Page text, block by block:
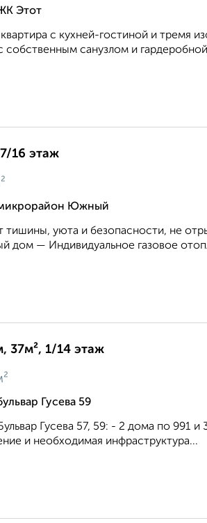
Этот
с кухней-гостиной и тремя
собственным санузлом и
16 этаж
Южный
тишины, уюта и безопасности, не
дом — Индивидуальное газовое
37м², 1/14 этаж
Гусева 59
Гусева 57, 59: - 2 дома по 991
и необходимая инфраструктура...